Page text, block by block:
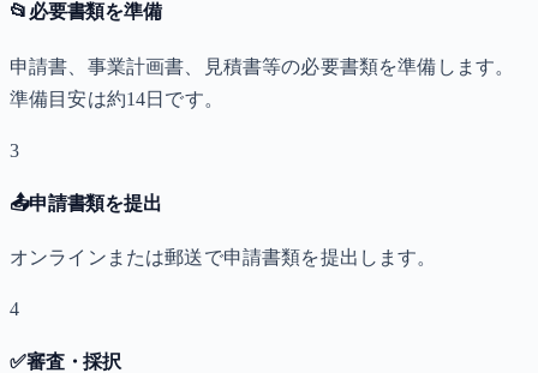
📂 必要書類を準備
申請書、事業計画書、見積書等の必要書類を準備します。
準備目安は約14日です。
3
📤申請書類を提出
オンラインまたは郵送で申請書類を提出します。
4
✅審査・採択